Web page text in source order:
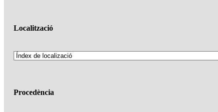
Localització
Procedència